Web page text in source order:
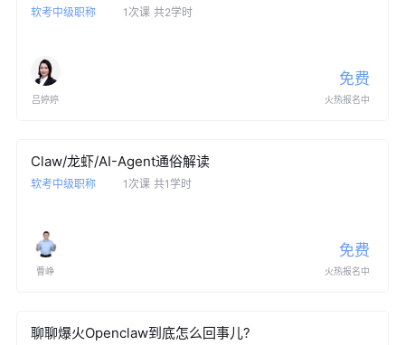
软考中级职称 1次课 共2学时
吕婷婷
免费
火热报名中
Claw/龙虾/AI-Agent通俗解读
软考中级职称 1次课 共1学时
曹峥
免费
火热报名中
聊聊爆火Openclaw到底怎么回事儿?